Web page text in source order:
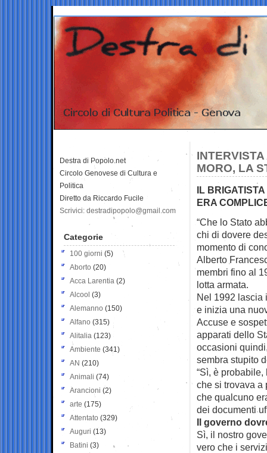
MORO, LA
IL
ERA
“Che lo Stato
chi di dovere
momento di
Alberto
membri fino al
lotta armata.
Nel 1992 lascia
e inizia una
Accuse e
apparati dello
occasioni
sembra stupito
“Sì, è
che si trovava a
che qualcuno
dei documenti
Il governo
Sì, il nostro
vero che i
Destra di Popolo.net
Circolo Genovese di Cultura e
Politica
Diretto da Riccardo Fucile
Scrivici: destradipopolo@gmail.com
Categorie
100 giorni (5)
Aborto (20)
Acca Larentia (2)
Alcool (3)
Alemanno (150)
Alfano (315)
Alitalia (123)
Ambiente (341)
AN (210)
Animali (74)
Arancioni (2)
arte (175)
Attentato (329)
Auguri (13)
Batini (3)